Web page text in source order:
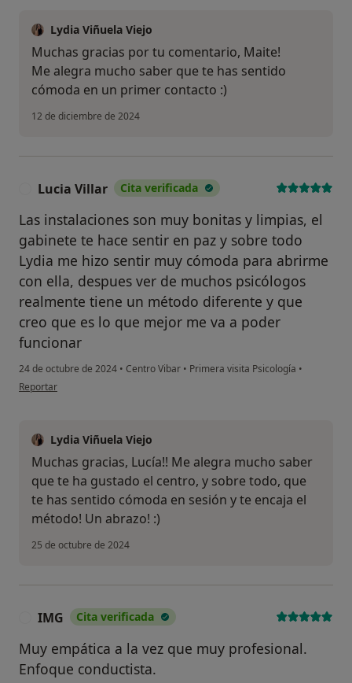
Lydia Viñuela Viejo
Muchas gracias por tu comentario, Maite!
Me alegra mucho saber que te has sentido
cómoda en un primer contacto :)
12 de diciembre de 2024
Lucia Villar Cita verificada
Las instalaciones son muy bonitas y limpias, el
gabinete te hace sentir en paz y sobre todo
Lydia me hizo sentir muy cómoda para abrirme
con ella, despues ver de muchos psicólogos
realmente tiene un método diferente y que
creo que es lo que mejor me va a poder
funcionar
24 de octubre de 2024 • Centro Vibar • Primera visita Psicología •
en opinión del usuario Lucia Villar
Reportar
Lydia Viñuela Viejo
Muchas gracias, Lucía!! Me alegra mucho saber
que te ha gustado el centro, y sobre todo, que
te has sentido cómoda en sesión y te encaja el
método! Un abrazo! :)
25 de octubre de 2024
IMG Cita verificada
Muy empática a la vez que muy profesional.
Enfoque conductista.